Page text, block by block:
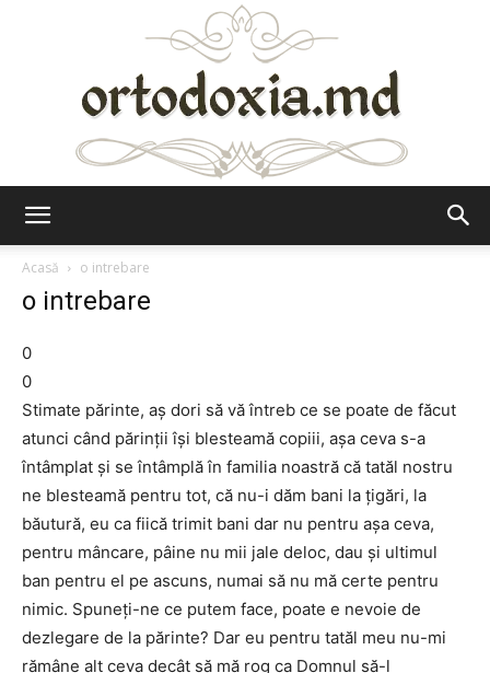
Acasă
o intrebare
o intrebare
0
0
Stimate părinte, aș dori să vă întreb ce se poate de făcut
atunci când părinții își blesteamă copiii, așa ceva s-a
întâmplat și se întâmplă în familia noastră că tatăl nostru
ne blesteamă pentru tot, că nu-i dăm bani la țigări, la
băutură, eu ca fiică trimit bani dar nu pentru așa ceva,
pentru mâncare, pâine nu mii jale deloc, dau și ultimul
ban pentru el pe ascuns, numai să nu mă certe pentru
nimic. Spuneți-ne ce putem face, poate e nevoie de
dezlegare de la părinte? Dar eu pentru tatăl meu nu-mi
rămâne alt ceva decât să mă rog ca Domnul să-l